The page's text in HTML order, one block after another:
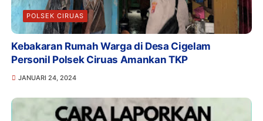
POLSEK CIRUAS
Kebakaran Rumah Warga di Desa Cigelam
Personil Polsek Ciruas Amankan TKP
JANUARI 24, 2024